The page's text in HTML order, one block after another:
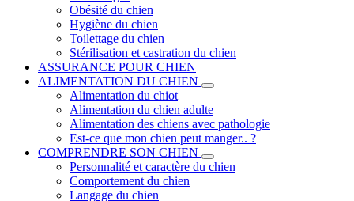
Obésité du chien
Hygiène du chien
Toilettage du chien
Stérilisation et castration du chien
ASSURANCE POUR CHIEN
ALIMENTATION DU CHIEN
Alimentation du chiot
Alimentation du chien adulte
Alimentation des chiens avec pathologie
Est-ce que mon chien peut manger.. ?
COMPRENDRE SON CHIEN
Personnalité et caractère du chien
Comportement du chien
Langage du chien